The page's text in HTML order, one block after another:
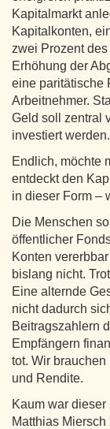
Kapitalmarkt
Kapitalkonten,
zwei Prozent
Erhöhung der
eine paritätische
Arbeitnehmer.
Geld soll zentral
investiert werden.
Endlich, möchte
entdeckt den
in dieser Form –
Die Menschen
öffentlicher
Konten
bislang nicht.
Eine alternde
nicht dadurch
Beitragszahlern
Empfängern
tot. Wir
und Rendite.
Kaum war
Matthias